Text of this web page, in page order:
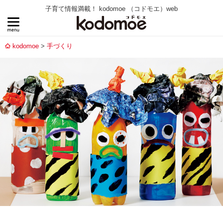
子育て情報満載！ kodomoe （コドモエ）web
kodomoe 手づくり